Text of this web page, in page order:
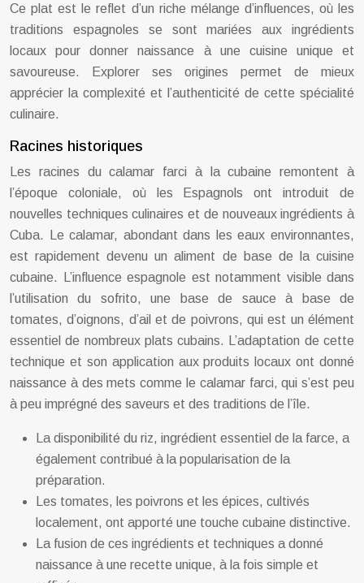
Ce plat est le reflet d’un riche mélange d’influences, où les
traditions espagnoles se sont mariées aux ingrédients
locaux pour donner naissance à une cuisine unique et
savoureuse. Explorer ses origines permet de mieux
apprécier la complexité et l’authenticité de cette spécialité
culinaire.
Racines historiques
Les racines du calamar farci à la cubaine remontent à
l’époque coloniale, où les Espagnols ont introduit de
nouvelles techniques culinaires et de nouveaux ingrédients à
Cuba. Le calamar, abondant dans les eaux environnantes,
est rapidement devenu un aliment de base de la cuisine
cubaine. L’influence espagnole est notamment visible dans
l’utilisation du sofrito, une base de sauce à base de
tomates, d’oignons, d’ail et de poivrons, qui est un élément
essentiel de nombreux plats cubains. L’adaptation de cette
technique et son application aux produits locaux ont donné
naissance à des mets comme le calamar farci, qui s’est peu
à peu imprégné des saveurs et des traditions de l’île.
La disponibilité du riz, ingrédient essentiel de la farce, a
également contribué à la popularisation de la
préparation.
Les tomates, les poivrons et les épices, cultivés
localement, ont apporté une touche cubaine distinctive.
La fusion de ces ingrédients et techniques a donné
naissance à une recette unique, à la fois simple et